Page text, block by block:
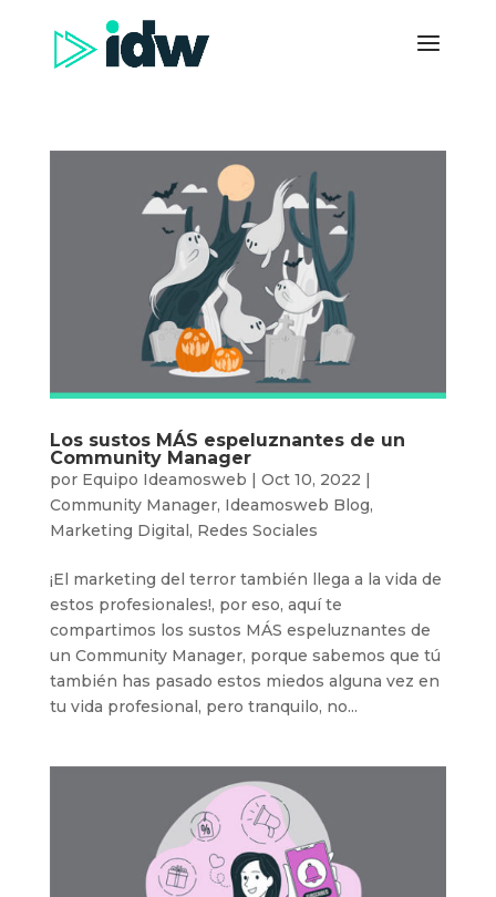
Los sustos MÁS espeluznantes de un
Community Manager
por Equipo Ideamosweb | Oct 10, 2022 |
Community Manager, Ideamosweb Blog,
Marketing Digital, Redes Sociales
¡El marketing del terror también llega a la vida de
estos profesionales!, por eso, aquí te
compartimos los sustos MÁS espeluznantes de
un Community Manager, porque sabemos que tú
también has pasado estos miedos alguna vez en
tu vida profesional, pero tranquilo, no...